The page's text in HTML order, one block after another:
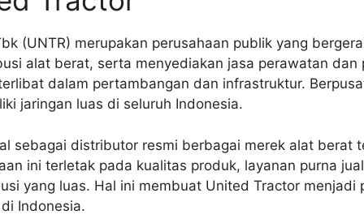
(UNTR) merupakan perusahaan publik yang
alat berat, serta menyediakan jasa perawatan dan
dalam pertambangan dan infrastruktur.
jaringan luas di seluruh Indonesia.
sebagai distributor resmi berbagai merek alat berat
ini terletak pada kualitas produk, layanan purna
yang luas. Hal ini membuat United Tractor menjadi
Indonesia.